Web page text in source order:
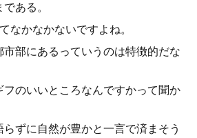
ある。
なかなかないですよね。
部にあるっていうのは特徴的だな
のいいところなんですかって聞か
ずに自然が豊かと一言で済まそう